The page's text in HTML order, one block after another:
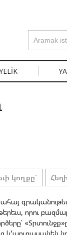
կողքը՝
որու